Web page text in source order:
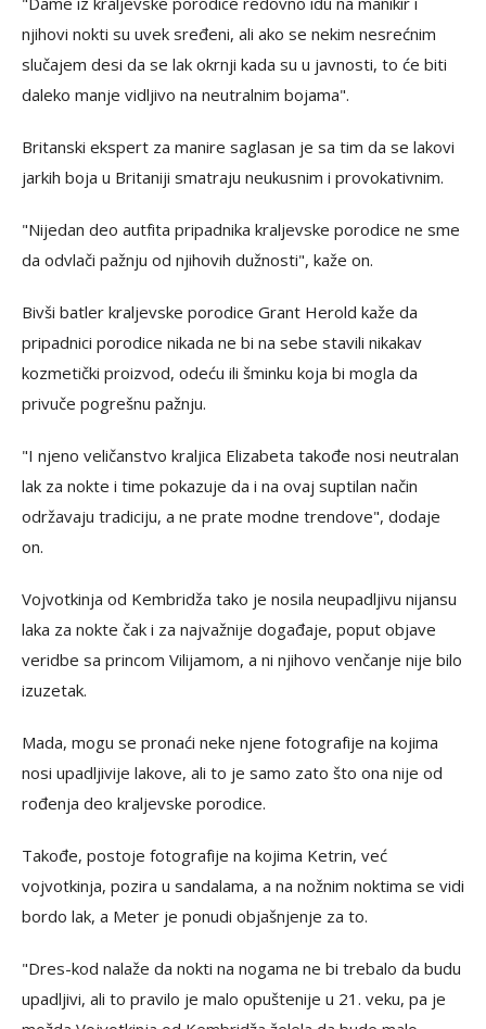
njihovi nokti su uvek sređeni, ali ako se nekim nesrećnim
slučajem desi da se lak okrnji kada su u javnosti, to će biti
daleko manje vidljivo na neutralnim bojama".
Britanski ekspert za manire saglasan je sa tim da se lakovi
jarkih boja u Britaniji smatraju neukusnim i provokativnim.
"Nijedan deo autfita pripadnika kraljevske porodice ne sme
da odvlači pažnju od njihovih dužnosti", kaže on.
Bivši batler kraljevske porodice Grant Herold kaže da
pripadnici porodice nikada ne bi na sebe stavili nikakav
kozmetički proizvod, odeću ili šminku koja bi mogla da
privuče pogrešnu pažnju.
"I njeno veličanstvo kraljica Elizabeta takođe nosi neutralan
lak za nokte i time pokazuje da i na ovaj suptilan način
održavaju tradiciju, a ne prate modne trendove", dodaje
on.
Vojvotkinja od Kembridža tako je nosila neupadljivu nijansu
laka za nokte čak i za najvažnije događaje, poput objave
veridbe sa princom Vilijamom, a ni njihovo venčanje nije bilo
izuzetak.
Mada, mogu se pronaći neke njene fotografije na kojima
nosi upadljivije lakove, ali to je samo zato što ona nije od
rođenja deo kraljevske porodice.
Takođe, postoje fotografije na kojima Ketrin, već
vojvotkinja, pozira u sandalama, a na nožnim noktima se vidi
bordo lak, a Meter je ponudi objašnjenje za to.
"Dres-kod nalaže da nokti na nogama ne bi trebalo da budu
upadljivi, ali to pravilo je malo opuštenije u 21. veku, pa je